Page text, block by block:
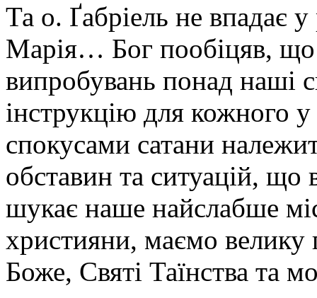
Та о. Ґабріель не впадає
Марія… Бог пообіцяв, що
випробувань понад наші
інструкцію для кожного у
спокусами сатани
обставин та ситуацій, що
шукає наше найслабше
християни, маємо
Боже, Святі Таїнства та